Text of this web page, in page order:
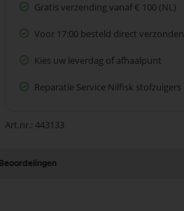
Gratis verzending vanaf € 100 (NL)
Voor 17:00 besteld direct verzonden
Kies uw leverdag of afhaalpunt
Reparatie Service Nilfisk stofzuigers
Art.nr. 443133
Beoordelingen